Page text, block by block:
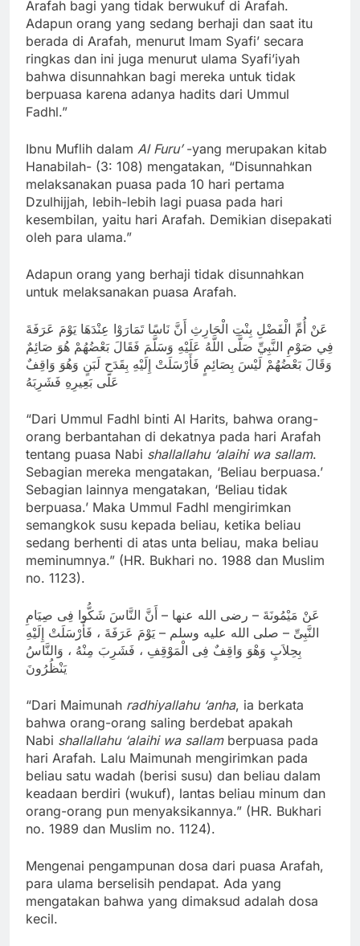
Arafah bagi yang tidak berwukuf di Arafah.
Adapun orang yang sedang berhaji dan saat itu
berada di Arafah, menurut Imam Syafi’ secara
ringkas dan ini juga menurut ulama Syafi’iyah
bahwa disunnahkan bagi mereka untuk tidak
berpuasa karena adanya hadits dari Ummul
Fadhl.”
Ibnu Muflih dalam Al Furu’-yang merupakan kitab
Hanabilah- (3: 108) mengatakan, “Disunnahkan
melaksanakan puasa pada 10 hari pertama
Dzulhijjah, lebih-lebih lagi puasa pada hari
kesembilan, yaitu hari Arafah. Demikian disepakati
oleh para ulama.”
Adapun orang yang berhaji tidak disunnahkan
untuk melaksanakan puasa Arafah.
عَنْ أُمِّ الْفَضْلِ بِنْتِ الْحَارِثِ أَنَّ نَاسًا تَمَارَوْا عِنْدَهَا يَوْمَ عَرَفَةَ
فِي صَوْمِ النَّبِيِّ صَلَّى اللَّهُ عَلَيْهِ وَسَلَّمَ فَقَالَ بَعْضُهُمْ هُوَ صَائِمٌ
وَقَالَ بَعْضُهُمْ لَيْسَ بِصَائِمٍ فَأَرْسَلَتْ إِلَيْهِ بِقَدَحِ لَبَنٍ وَهُوَ وَاقِفٌ
عَلَى بَعِيرِهِ فَشَرِبَهُ
“Dari Ummul Fadhl binti Al Harits, bahwa orang-
orang berbantahan di dekatnya pada hari Arafah
tentang puasa Nabi shallallahu ‘alaihi wa sallam.
Sebagian mereka mengatakan, ‘Beliau berpuasa.’
Sebagian lainnya mengatakan, ‘Beliau tidak
berpuasa.’ Maka Ummul Fadhl mengirimkan
semangkok susu kepada beliau, ketika beliau
sedang berhenti di atas unta beliau, maka beliau
meminumnya.” (HR. Bukhari no. 1988 dan Muslim
no. 1123).
عَنْ مَيْمُونَةَ – رضى الله عنها – أَنَّ النَّاسَ شَكُّوا فِى صِيَامِ
النَّبِىِّ – صلى الله عليه وسلم – يَوْمَ عَرَفَةَ ، فَأَرْسَلَتْ إِلَيْهِ
بِحِلاَبٍ وَهْوَ وَاقِفٌ فِى الْمَوْقِفِ ، فَشَرِبَ مِنْهُ ، وَالنَّاسُ
يَنْظُرُونَ
“Dari Maimunah radhiyallahu ‘anha, ia berkata
bahwa orang-orang saling berdebat apakah
Nabi shallallahu ‘alaihi wa sallam berpuasa pada
hari Arafah. Lalu Maimunah mengirimkan pada
beliau satu wadah (berisi susu) dan beliau dalam
keadaan berdiri (wukuf), lantas beliau minum dan
orang-orang pun menyaksikannya.” (HR. Bukhari
no. 1989 dan Muslim no. 1124).
Mengenai pengampunan dosa dari puasa Arafah,
para ulama berselisih pendapat. Ada yang
mengatakan bahwa yang dimaksud adalah dosa
kecil.